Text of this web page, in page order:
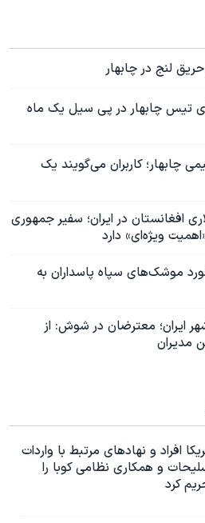
لنج در چابهار
تیس چابهار در پی سیل یک ماه
چابهار؛ کاربران می‌گویند یک
میلیون دلاری افغانستان در ایران؛ سفیر جمهوری
ویژه‌ای» دارد
موشک‌های سپاه پاسداران به
ایران؛ معترضان در شوش: از
مدیران
افراد و نهادهای مرتبط با واردات
و همکاری نظامی کوبا را
کرد